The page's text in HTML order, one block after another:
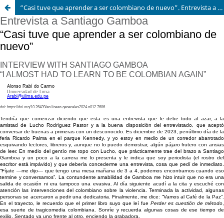
“Casi tuve que aprender a ser colombiano de nuevo”. Entrevista a Santiago Gamboa, escritor y periodista colombiano